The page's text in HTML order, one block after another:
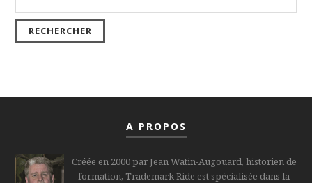
A PROPOS
Créée en 2000 par Jean Watin-Augouard, historien de
formation, Trademark Ride est spécialisée dans la